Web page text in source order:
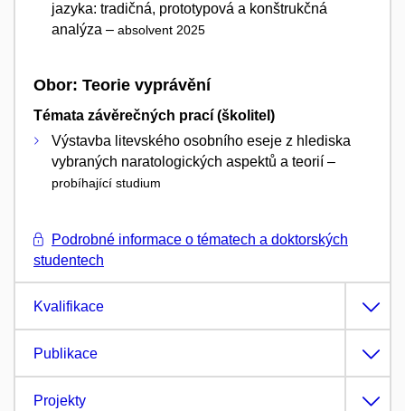
jazyka: tradičná, prototypová a konštrukčná
analýza – absolvent 2025
Obor: Teorie vyprávění
Témata závěrečných prací (školitel)
Výstavba litevského osobního eseje z hlediska
vybraných naratologických aspektů a teorií –
probíhající studium
Podrobné informace o tématech a doktorských
studentech
Kvalifikace
Publikace
Projekty